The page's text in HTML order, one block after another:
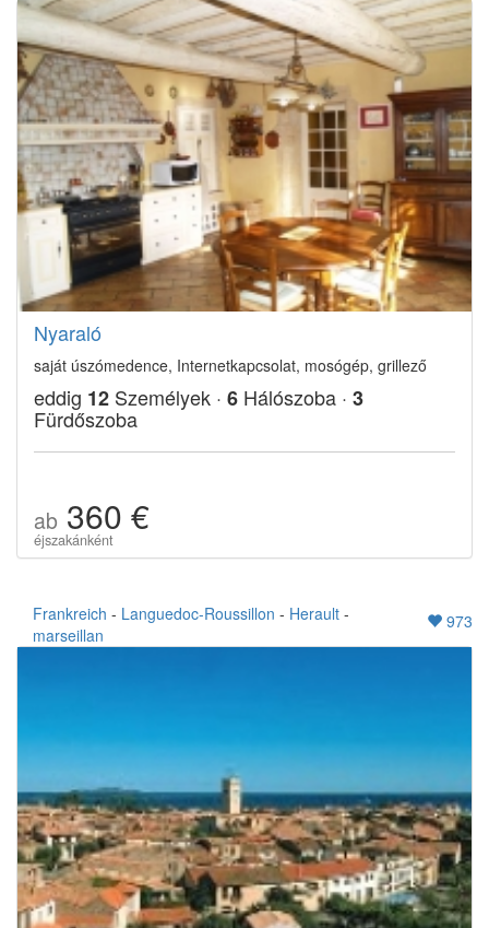
Nyaraló
saját úszómedence, Internetkapcsolat, mosógép, grillező
eddig 12 Személyek · 6 Hálószoba · 3
Fürdőszoba
ab 360 €
éjszakánként
Frankreich - Languedoc-Roussillon - Herault -
marseillan
973